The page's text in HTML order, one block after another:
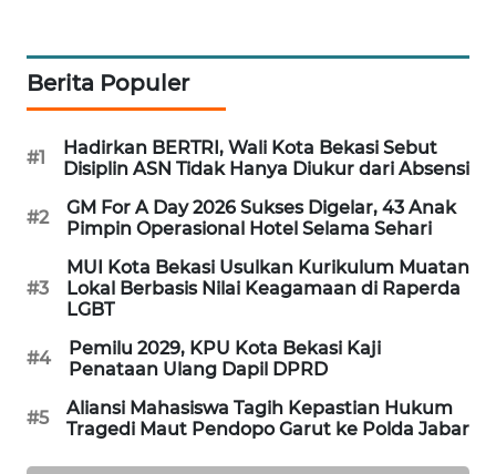
Berita Populer
#1
Hadirkan BERTRI, Wali Kota Bekasi Sebut
Disiplin ASN Tidak Hanya Diukur dari Absensi
#2
GM For A Day 2026 Sukses Digelar, 43 Anak
Pimpin Operasional Hotel Selama Sehari
#3
MUI Kota Bekasi Usulkan Kurikulum Muatan
Lokal Berbasis Nilai Keagamaan di Raperda
LGBT
#4
Pemilu 2029, KPU Kota Bekasi Kaji
Penataan Ulang Dapil DPRD
#5
Aliansi Mahasiswa Tagih Kepastian Hukum
Tragedi Maut Pendopo Garut ke Polda Jabar
NEWS
JURNAL
MARITIM
NEWS
GARONGGANG
NEWS
FISUELRI
ID
ENERGI
NEWS